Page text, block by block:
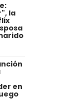
la
en